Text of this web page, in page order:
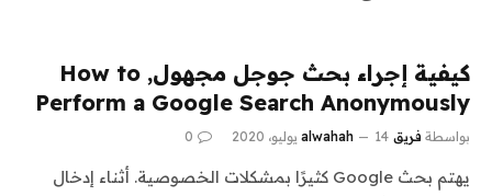
كيفية إجراء بحث جوجل مجهول, How to
Perform a Google Search Anonymously
بواسطة فريق alwahah 14 يوليو، 2020 0
يهتم بحث Google كثيرًا بمشكلات الخصوصية. أثناء إدخال